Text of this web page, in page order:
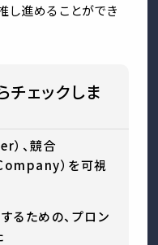
し進めることができ
チェックしま
）、競合
）を可視
るための、プロン